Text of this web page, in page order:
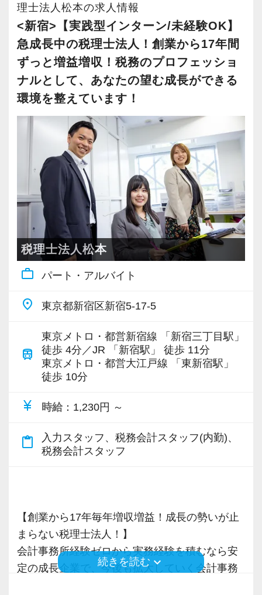
そのため、勢いだけではどうにもならない課題
や問題点もでてきますが、一つずつ確実に乗り
越えていきましょう！
常に自ら学ぶ姿勢で臨んでください。着実に実
績を作りながら課題や問題の分析スキルを身に
付ける経験を積むことが自信に繋がります。
多くのインターン生を育成した実績があります
ので、安心して仲間と一緒に働く楽しさと自分
の成⻑を日々実感して頂けると思います。
自分が「将来こうなりたい」「こんな風に成⻑
したい」「こういうサービスを提供したい」と
いう夢を語れる若いパワーのある方を求めてい
ます。
新しい扉を開けるのはとても勇気がいることで
すが、輝ける未来のために一歩を踏み出して一
緒に頑張っていきませんか？
【現役スタッフの声】
インターンから新卒で入社しました。
インターン時代は「ここまでやるの！？」とい
うくらい実践に近い形の業務を任されて大変な1
ることができました。
件を担当させてもらっています。
はすぐ聞けるのがいいですね。
経験と知識をつけて、お客様から頼られる存
在、後輩の手本になるような存在になれるよう
に頑張っています。
これまでも多くのインターン生が実践型インタ
ーン制度を使い、ステップアップを実現してき
た実績が当社にはあります！
実践型インターンを通して学校では絶対に学ぶ
ことができない知識と実務を徹底的に磨くこと
ができます。
インターン終了後は新卒採用の道も用意してい
ます。26卒のインターン生も入社予定です。
【各種社会保険完備、ユニークな手当制度あ
社会保険等の一般的な福利厚生の他に、各種手
当も充実。
税務能力検定等の資格検定に合格するともらえ
る「合格手当」など、当社ならではの制度を設
けているので、ぜひ活用してください。
consulting.com/recruit/environment/benefits）
【成長のための5つのこだわりを大事にしていま
仕事をする上では5つのこだわり「クイックレス
配り」を掲げ、一人ひとりが実行しています。
より多くの「ありがとう」と笑顔をいただき続
【求職者へのメッセージ】
当社の実践型インターンでは、普段の学生生活
では扱うことのない専門性が高い業務をお任せ
します。
変わられる職業と言われています。
その中で生き残るためにできることはコンピュ
ーターやAIにはできないお客様とのコミュニケ
ーション力を磨くこと。
当社では、全員がお客様のことを一番に考え、
現時点で深い知識や経験をお持ちでなくても安
心してください！
社員と同じように実務経験を積みながら税法や
会計の知識を得られるようフォロー体制はバッ
チリです。
【先輩スタッフのサポートを受けながら段階を
踏んでステップアップできます♪】
入社してからのステップアッププランを準備し
ています。あなたの成長にあわせてステップア
ップしていきましょう。
▽ステップ1(入社〜約1ヶ月)
先輩が担当しているお客様の月次試算表を作成
しながら少しずつレベルアップしていきましょ
う。実際の数字に触れながら業務に取り組んで
頂くことで、より理解と知識が深まります！
▽ステップ2(2ヶ月目〜)
そろそろ入力業務に慣れてきますので、本人の
計の業務を一通り覚えられます！
▽ステップ3(4ヶ月目〜)
一通りの業務を覚えたら、自分自身で決算を行
のお客様とのご縁が誕生した場所です。
創業当時から現在までずっとお取引をしている
お客様が多く、他の拠点よりもお客様とスタッ
フの距離感が近いという特徴があります。
そんなお客様に寄り添い、頼れるパートナーと
たいオフィスです。
各業界に対するAIの登壇など、変革する時代に
先駆けて会計業界をリードしていきたいという
方は、ぜひ当社で腕を振るってみませんか？
【ご紹介が多い安定企業でお客様から一番に信
頼される税務のプロを目指せます】
私達は「税務のプロフェッショナルとしてお客
様に寄り添う」ことが一つの使命です。
お客様から「こうしたい」という理想をいただ
いたら、それを一緒になって実現するために大
きく力を発揮できる存在でありたいと考えてい
ます。ご紹介案件が7割を超えているのも、そう
いった私たちの姿勢がお客様から評価されてい
るからだと自負しています。
今後もお客様に満足していただけるようにスキ
ルの向上を目指し、税務のプロとして高い信頼
の道を私たちと一緒に歩んでみませんか？
【現在のスタッフの6割が業界未経験者！異業種
からの転職も大歓迎！専門用語を一から教えま
事業拡大を続けています。
安定性抜群の環境で自己成長を実現できます。
社員の持つ「やる・やりたい」という気持ちを
大事にしているため、資格を持っていなくて
も、スピーディーなキャリアアップが可能で
す！
会計事務所経験者の方には幅広い業務に携わっ
ていただき、早い段階から部下やチームのマネ
ジメント業務にも挑戦できます！これまでの経
験・知識を活かしながら、さらに上のステージ
でキャリアアップをしませんか？
【対象業種100種以上！節税・融資・税務調査に
強い税理士法人です】
創業以来17年連続増収増益、顧問先数2500以
お客様に事務所までご来社いただく来所型サー
ビスで、中小企業の経営を幅広くサポートして
います。
専門Webサイトを10サイト以上運営しており、
各オフィスに国税OB税理士が在籍しているの
で、税務調査にも精通しています。
そのため、全拠点でスタッフの増員に力を入れ
ており、さらなるサービス品質の向上を目指し
ています。
理士法人松本の求人情報
<新宿>【実践型インターン/未経験OK】
急成長中の税理士法人！創業から17年間
ずっと増益増収！税務のプロフェッショ
ナルとして、あなたの望む成長ができる
環境を整えています！
税理士法人松本
work_outline パート・アルバイト
place 東京都新宿区新宿5-17-5
train
東京メトロ・都営新宿線 「新宿三丁目駅」
徒歩 4分／JR 「新宿駅」 徒歩 11分
東京メトロ・都営大江戸線 「東新宿駅」
徒歩 10分
currency_yen 時給 ：1,230円 ～
content_paste
入力スタッフ、税務会計スタッフ(内勤)、
税務会計スタッフ
【創業から17年毎年増収増益！成長の勢いが止
まらない税理士法人！】
会計事務所経験ゼロから実務経験を積むなら安
定の成長企業で、今後も拡大していく会計事務
続きを読む keyboard_arrow_down